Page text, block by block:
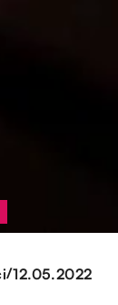
/12.05.2022